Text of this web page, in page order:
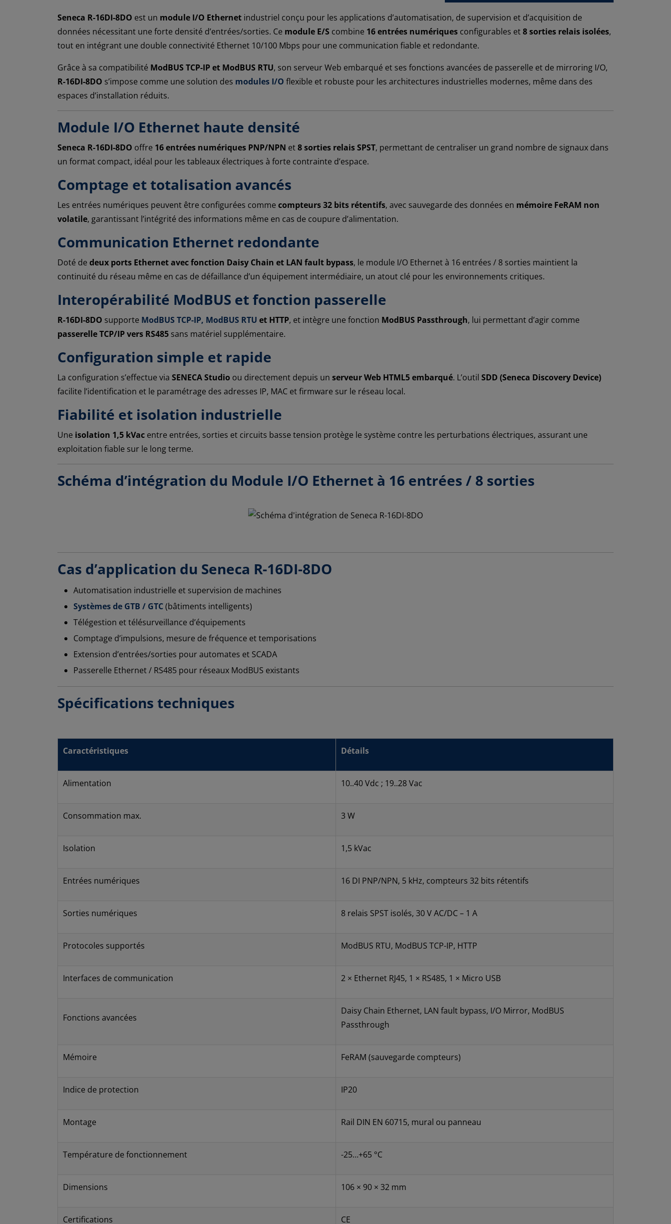
Seneca R-16DI-8DO est un module I/O Ethernet industriel conçu pour les applications d’automatisation, de supervision et d’acquisition de
données nécessitant une forte densité d’entrées/sorties. Ce module E/S combine 16 entrées numériques configurables et8 sorties relais isolées,
tout en intégrant une double connectivité Ethernet 10/100 Mbps pour une communication fiable et redondante.
Grâce à sa compatibilité ModBUS TCP-IP et ModBUS RTU, son serveur Web embarqué et ses fonctions avancées de passerelle et de mirroring I/O,
R-16DI-8DO s’impose comme une solution des modules I/O flexible et robuste pour les architectures industrielles modernes, même dans des
espaces d’installation réduits.
Module I/O Ethernet haute densité
Seneca R-16DI-8DO offre 16 entrées numériques PNP/NPN et8 sorties relais SPST, permettant de centraliser un grand nombre de signaux dans
un format compact, idéal pour les tableaux électriques à forte contrainte d’espace.
Comptage et totalisation avancés
Les entrées numériques peuvent être configurées comme compteurs 32 bits rétentifs, avec sauvegarde des données en mémoire FeRAM non
volatile, garantissant l’intégrité des informations même en cas de coupure d’alimentation.
Communication Ethernet redondante
Doté de deux ports Ethernet avec fonction Daisy Chain et LAN fault bypass, le module I/O Ethernet à 16 entrées / 8 sorties maintient la
continuité du réseau même en cas de défaillance d’un équipement intermédiaire, un atout clé pour les environnements critiques.
Interopérabilité ModBUS et fonction passerelle
R-16DI-8DO supporte ModBUS TCP-IP, ModBUS RTU et HTTP, et intègre une fonction ModBUS Passthrough, lui permettant d’agir comme
passerelle TCP/IP vers RS485 sans matériel supplémentaire.
Configuration simple et rapide
La configuration s’effectue via SENECA Studio ou directement depuis un serveur Web HTML5 embarqué. L’outil SDD (Seneca Discovery Device)
facilite l’identification et le paramétrage des adresses IP, MAC et firmware sur le réseau local.
Fiabilité et isolation industrielle
Une isolation 1,5 kVac entre entrées, sorties et circuits basse tension protège le système contre les perturbations électriques, assurant une
exploitation fiable sur le long terme.
Schéma d’intégration du Module I/O Ethernet à 16 entrées / 8 sorties
Cas d’application du Seneca R-16DI-8DO
Automatisation industrielle et supervision de machines
Systèmes de GTB / GTC(bâtiments intelligents)
Télégestion et télésurveillance d’équipements
Comptage d’impulsions, mesure de fréquence et temporisations
Extension d’entrées/sorties pour automates et SCADA
Passerelle Ethernet / RS485 pour réseaux ModBUS existants
Spécifications techniques
Caractéristiques Détails
Alimentation 10..40 Vdc ; 19..28 Vac
Consommation max. 3 W
Isolation 1,5 kVac
Entrées numériques 16 DI PNP/NPN, 5 kHz, compteurs 32 bits rétentifs
Sorties numériques 8 relais SPST isolés, 30 V AC/DC – 1 A
Protocoles supportés ModBUS RTU, ModBUS TCP-IP, HTTP
Interfaces de communication 2 × Ethernet RJ45, 1 × RS485, 1 × Micro USB
Fonctions avancées
Daisy Chain Ethernet, LAN fault bypass, I/O Mirror, ModBUS
Passthrough
Mémoire FeRAM (sauvegarde compteurs)
Indice de protection IP20
Montage Rail DIN EN 60715, mural ou panneau
Température de fonctionnement -25…+65 °C
Dimensions 106 × 90 × 32 mm
Certifications CE